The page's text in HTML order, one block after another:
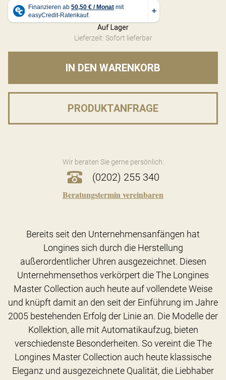
Auf Lager
Lieferzeit: Sofort lieferbar
IN DEN WARENKORB
PRODUKTANFRAGE
Wir beraten Sie gerne persönlich:
(0202) 255 340
Beratungstermin vereinbaren
Bereits seit den Unternehmensanfängen hat
Longines sich durch die Herstellung
außerordentlicher Uhren ausgezeichnet. Diesen
Unternehmensethos verkörpert die The Longines
Master Collection auch heute auf vollendete Weise
und knüpft damit an den seit der Einführung im Jahre
2005 bestehenden Erfolg der Linie an. Die Modelle der
Kollektion, alle mit Automatikaufzug, bieten
verschiedenste Besonderheiten. So vereint die The
Longines Master Collection auch heute klassische
Eleganz und ausgezeichnete Qualität, die Liebhaber